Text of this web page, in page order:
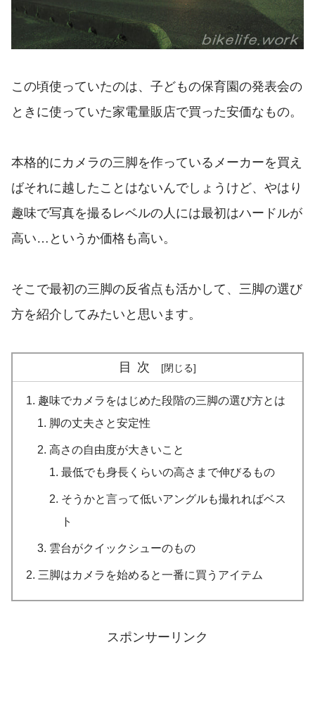
この頃使っていたのは、子どもの保育園の発表会の
ときに使っていた家電量販店で買った安価なもの。
本格的にカメラの三脚を作っているメーカーを買え
ばそれに越したことはないんでしょうけど、やはり
趣味で写真を撮るレベルの人には最初はハードルが
高い…というか価格も高い。
そこで最初の三脚の反省点も活かして、三脚の選び
方を紹介してみたいと思います。
目次
趣味でカメラをはじめた段階の三脚の選び方とは
脚の丈夫さと安定性
高さの自由度が大きいこと
最低でも身長くらいの高さまで伸びるもの
そうかと言って低いアングルも撮れればベス
ト
雲台がクイックシューのもの
三脚はカメラを始めると一番に買うアイテム
スポンサーリンク